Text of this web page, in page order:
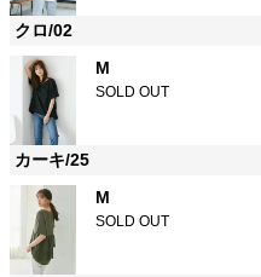
クロ/02
M
SOLD OUT
カーキ/25
M
SOLD OUT